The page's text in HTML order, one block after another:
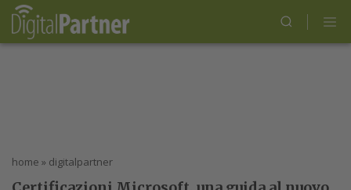
home » digitalpartner